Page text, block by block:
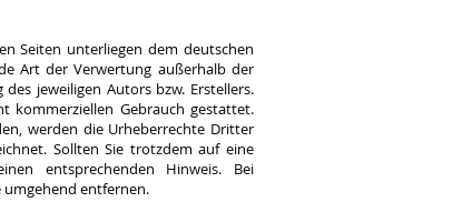
Seiten unterliegen dem deutschen
Art der Verwertung außerhalb der
jeweiligen Autors bzw. Erstellers.
kommerziellen Gebrauch gestattet.
werden die Urheberrechte Dritter
Sollten Sie trotzdem auf eine
entsprechenden Hinweis. Bei
entfernen.